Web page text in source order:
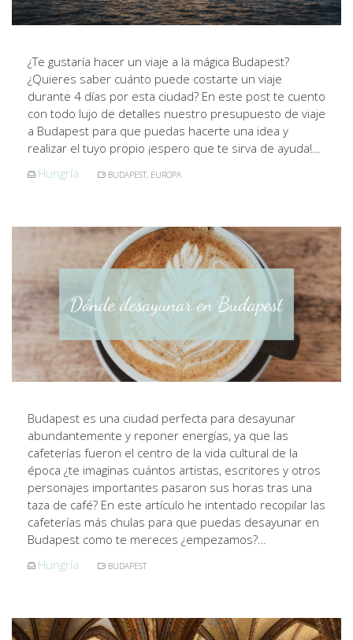
¿Te gustaría hacer un viaje a la mágica Budapest?
¿Quieres saber cuánto puede costarte un viaje
durante 4 días por esta ciudad? En este post te cuento
con todo lujo de detalles nuestro presupuesto de viaje
a Budapest para que puedas hacerte una idea y
realizar el tuyo propio ¡espero que te sirva de ayuda!…
Hungría
BUDAPEST, EUROPA
Budapest es una ciudad perfecta para desayunar
abundantemente y reponer energías, ya que las
cafeterías fueron el centro de la vida cultural de la
época ¿te imaginas cuántos artistas, escritores y otros
personajes importantes pasaron sus horas tras una
taza de café? En este artículo he intentado recopilar las
cafeterías más chulas para que puedas desayunar en
Budapest como te mereces ¿empezamos?…
Hungría
BUDAPEST